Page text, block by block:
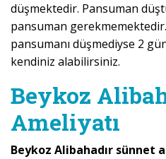
düşmektedir. Pansuman
pansuman
pansumanı düşmediyse 2
kendiniz alabilirsiniz.
Beykoz
Ameliyatı
Beykoz Alibahadır sünnet